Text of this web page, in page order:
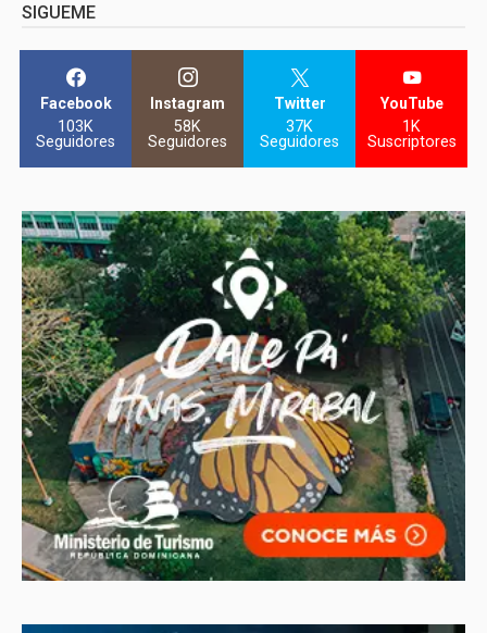
SIGUEME
Facebook
103K
Seguidores
Instagram
58K
Seguidores
Twitter
37K
Seguidores
YouTube
1K
Suscriptores